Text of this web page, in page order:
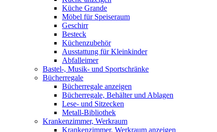
Küche Grande
Möbel für Speiseraum
Geschirr
Besteck
Küchenzubehör
Ausstattung für Kleinkinder
Abfalleimer
Bastel-, Musik- und Sportschränke
Bücherregale
Bücherregale anzeigen
Bücherregale, Behälter und Ablagen
Lese- und Sitzecken
Metall-Bibliothek
Krankenzimmer, Werkraum
Krankenzimmer, Werkraum anzeigen